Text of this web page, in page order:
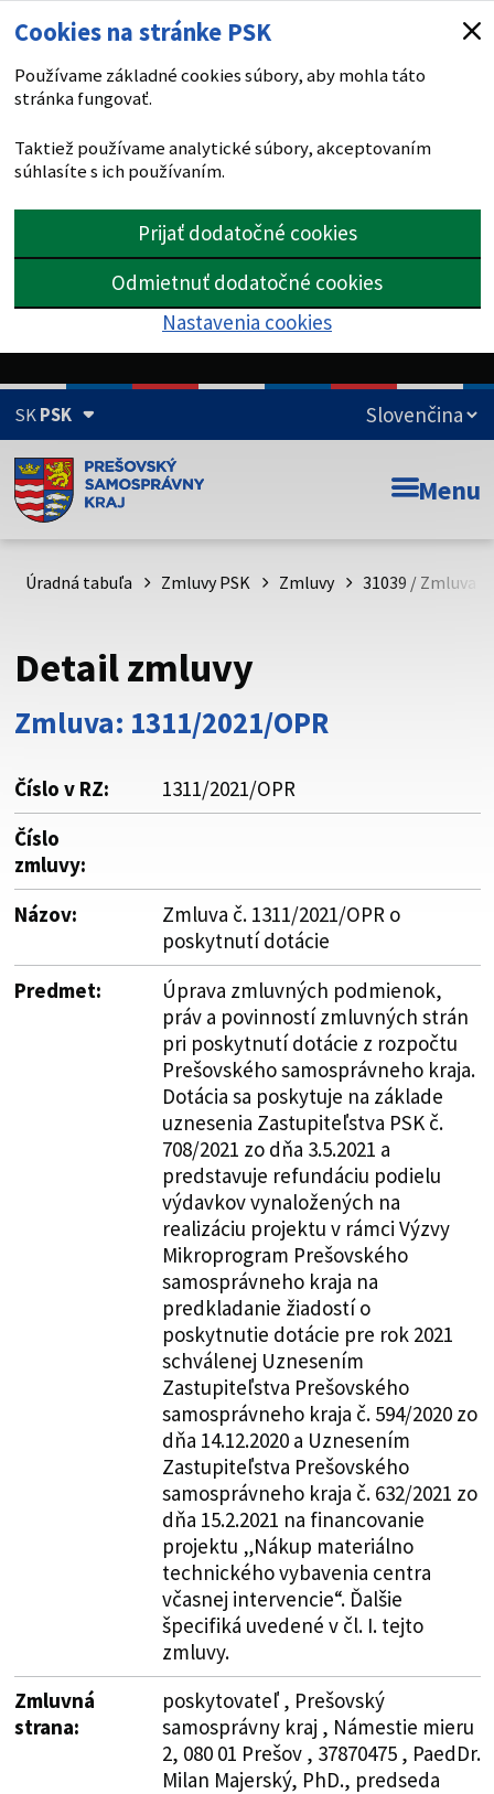
Cookies na stránke PSK
Používame základné cookies súbory, aby mohla táto
stránka fungovať.
Taktiež používame analytické súbory, akceptovaním
súhlasíte s ich používaním.
Prijať dodatočné cookies
Odmietnuť dodatočné cookies
Nastavenia cookies
SKPSK
Doména psk.sk je oficiálna
Toto je oficiálna webová stránka Prešovského
psk.sk.
Buďte pozorní a vždy sa uistite, že zdieľate informácie iba
cez zabezpečenú webovú stránku. Zabezpečená stránka
vždy začína https:// pred názvom domény webového sídla.
Menu
Úradná tabuľa Zmluvy PSK Zmluvy 31039 / Zmluva
Detail zmluvy
Zmluva: 1311/2021/OPR
Číslo v RZ:
1311/2021/OPR
Číslo
zmluvy:
Názov:
Zmluva č. 1311/2021/OPR o
poskytnutí dotácie
Predmet:
Úprava zmluvných podmienok,
práv a povinností zmluvných strán
pri poskytnutí dotácie z rozpočtu
Prešovského samosprávneho kraja.
Dotácia sa poskytuje na základe
uznesenia Zastupiteľstva PSK č.
708/2021 zo dňa 3.5.2021 a
predstavuje refundáciu podielu
výdavkov vynaložených na
realizáciu projektu v rámci Výzvy
Mikroprogram Prešovského
samosprávneho kraja na
predkladanie žiadostí o
poskytnutie dotácie pre rok 2021
schválenej Uznesením
Zastupiteľstva Prešovského
samosprávneho kraja č. 594/2020 zo
dňa 14.12.2020 a Uznesením
Zastupiteľstva Prešovského
samosprávneho kraja č. 632/2021 zo
dňa 15.2.2021 na financovanie
projektu „Nákup materiálno
technického vybavenia centra
včasnej intervencie“. Ďalšie
špecifiká uvedené v čl. I. tejto
zmluvy.
Zmluvná
strana:
poskytovateľ , Prešovský
samosprávny kraj , Námestie mieru
2, 080 01 Prešov , 37870475 , PaedDr.
Milan Majerský, PhD., predseda